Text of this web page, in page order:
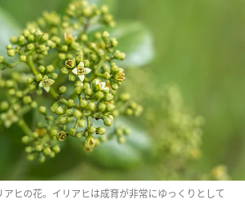
アヒの花。イリアヒは成育が非常にゆっくりとして